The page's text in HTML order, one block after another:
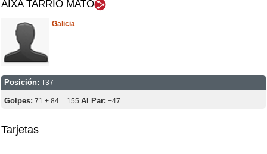
AIXA TARRÍO MATO
Galicia
Posición: T37
Golpes: 71 + 84 = 155 Al Par: +47
Tarjetas